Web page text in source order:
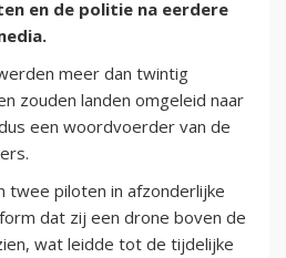
en de politie na eerdere
meer dan twintig
zouden landen omgeleid naar
een woordvoerder van de
twee piloten in afzonderlijke
dat zij een drone boven de
wat leidde tot de tijdelijke